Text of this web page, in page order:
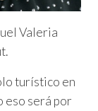
Valeria
turístico en
eso será por